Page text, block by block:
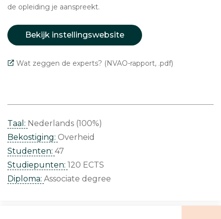
de opleiding je aanspreekt.
Bekijk instellingswebsite
Wat zeggen de experts? (NVAO-rapport, .pdf)
Taal: Nederlands (100%)
Bekostiging: Overheid
Studenten: 47
Studiepunten: 120 ECTS
Diploma: Associate degree